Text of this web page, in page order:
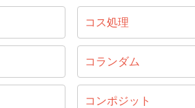
コス処理
コランダム
コンポジット